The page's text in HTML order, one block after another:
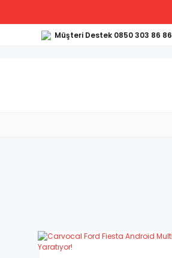
Müşteri Destek 0850 303 86 86